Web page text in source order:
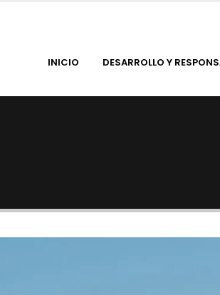
INICIO DESARROLLO Y